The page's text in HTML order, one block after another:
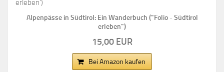
Alpenpässe in Südtirol: Ein Wanderbuch ("Folio - Südtirol
erleben")
15,00 EUR
Bei Amazon kaufen